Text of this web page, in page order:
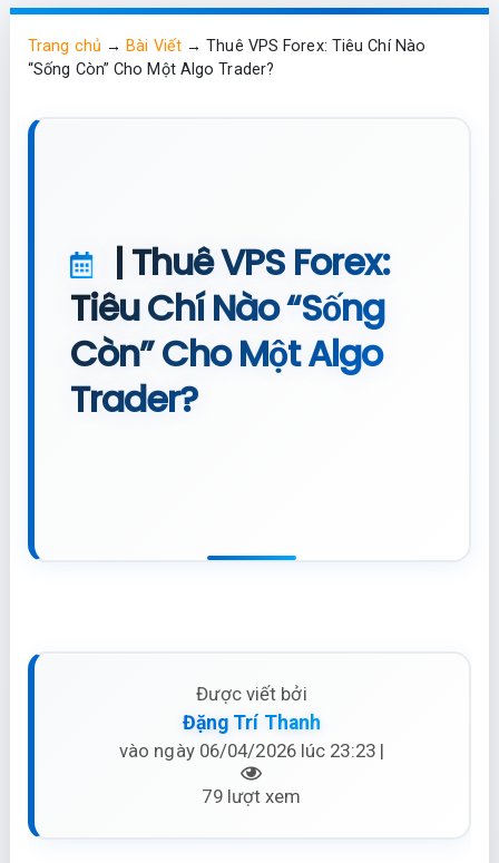
Trang chủ →Bài Viết→Thuê VPS Forex: Tiêu Chí Nào
“Sống Còn” Cho Một Algo Trader?
| Thuê VPS Forex:
Tiêu Chí Nào “Sống
Còn” Cho Một Algo
Trader?
Được viết bởi
Đặng Trí Thanh
vào ngày 06/04/2026 lúc 23:23 |
79 lượt xem